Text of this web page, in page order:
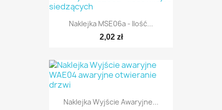
Naklejka MSE06a - Ilość...
2,02 zł
Naklejka Wyjście Awaryjne...